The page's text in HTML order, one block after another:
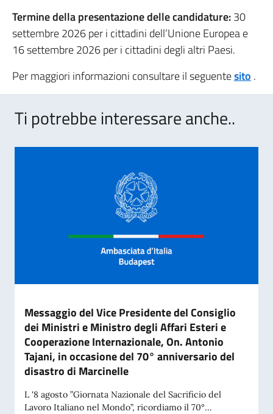
Termine della presentazione delle candidature:30
settembre 2026 per i cittadini dell’Unione Europea e
16 settembre 2026 per i cittadini degli altri Paesi.
Per maggiori informazioni consultare il seguentesito .
Ti potrebbe interessare anche..
Messaggio del Vice Presidente del Consiglio
dei Ministri e Ministro degli Affari Esteri e
Cooperazione Internazionale, On. Antonio
Tajani, in occasione del 70° anniversario del
disastro di Marcinelle
L '8 agosto ”Giornata Nazionale del Sacrificio del
Lavoro Italiano nel Mondo”, ricordiamo il 70°...